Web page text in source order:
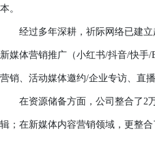
本。
经过多年深耕，祈际网络已建
新媒体营销推广（小红书/抖音/快手/
营销、活动媒体邀约/企业专访、直
在资源储备方面，公司整合了2
辑；在新媒体内容营销领域，更整